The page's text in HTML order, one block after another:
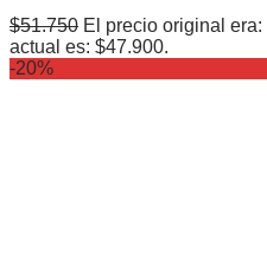
$51.750 El precio original era:
actual es: $47.900.
-20%